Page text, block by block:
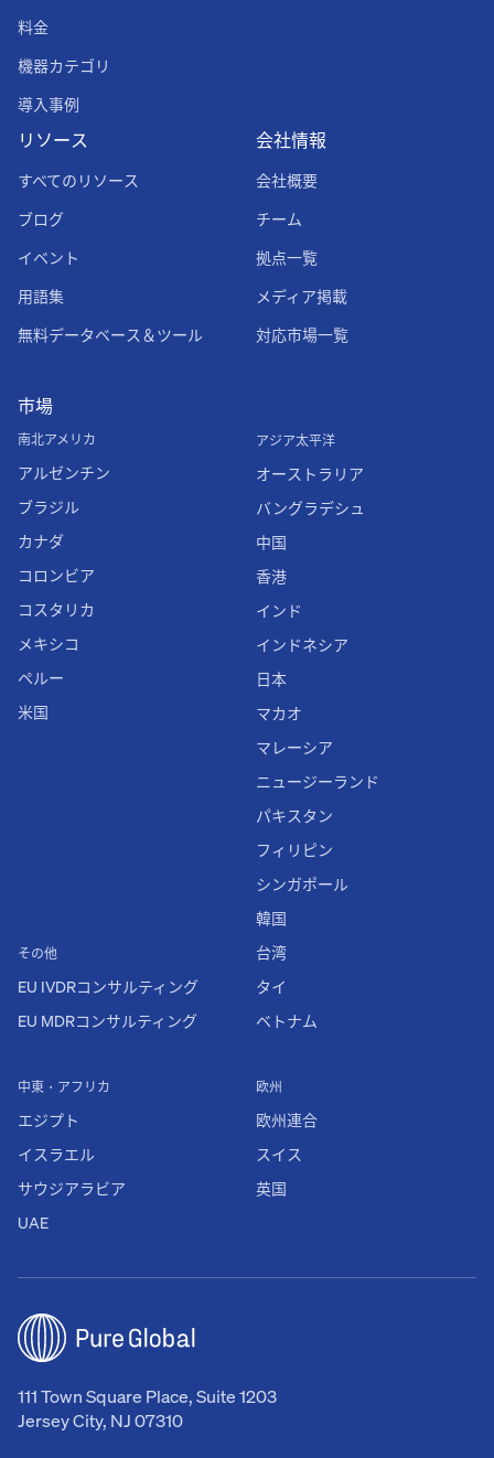
111 Town Square Place, Suite 1203
Jersey City, NJ 07310
料金
機器カテゴリ
導入事例
リソース
すべてのリソース
ブログ
イベント
用語集
無料データベース＆ツール
会社情報
会社概要
チーム
拠点一覧
メディア掲載
対応市場一覧
市場
南北アメリカ
アルゼンチン
ブラジル
カナダ
コロンビア
コスタリカ
メキシコ
ペルー
米国
その他
EU IVDRコンサルティング
EU MDRコンサルティング
欧州
欧州連合
スイス
英国
中東・アフリカ
エジプト
イスラエル
サウジアラビア
UAE
アジア太平洋
オーストラリア
バングラデシュ
中国
香港
インド
インドネシア
日本
マカオ
マレーシア
ニュージーランド
パキスタン
フィリピン
シンガポール
韓国
台湾
タイ
ベトナム